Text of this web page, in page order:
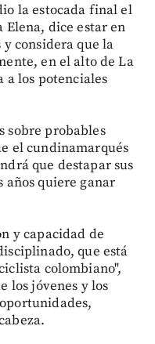
la estocada final el
Elena, dice estar en
considera que la
en el alto de La
a los potenciales
sobre probables
el cundinamarqués
que destapar sus
años quiere ganar
y capacidad de
que está
colombiano",
los jóvenes y los